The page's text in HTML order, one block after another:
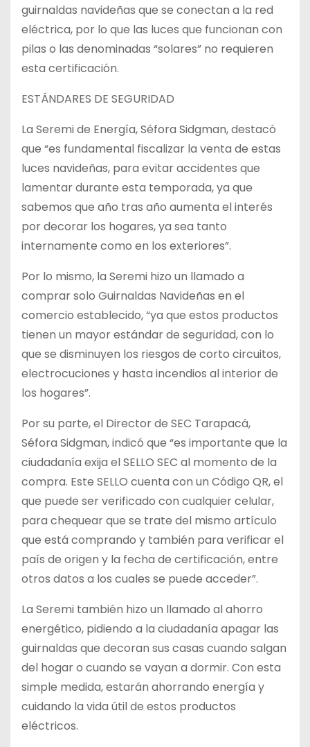
guirnaldas navideñas que se conectan a la red
eléctrica, por lo que las luces que funcionan con
pilas o las denominadas “solares” no requieren
esta certificación.
ESTÁNDARES DE SEGURIDAD
La Seremi de Energía, Séfora Sidgman, destacó
que “es fundamental fiscalizar la venta de estas
luces navideñas, para evitar accidentes que
lamentar durante esta temporada, ya que
sabemos que año tras año aumenta el interés
por decorar los hogares, ya sea tanto
internamente como en los exteriores”.
Por lo mismo, la Seremi hizo un llamado a
comprar solo Guirnaldas Navideñas en el
comercio establecido, “ya que estos productos
tienen un mayor estándar de seguridad, con lo
que se disminuyen los riesgos de corto circuitos,
electrocuciones y hasta incendios al interior de
los hogares”.
Por su parte, el Director de SEC Tarapacá,
Séfora Sidgman, indicó que “es importante que la
ciudadanía exija el SELLO SEC al momento de la
compra. Este SELLO cuenta con un Código QR, el
que puede ser verificado con cualquier celular,
para chequear que se trate del mismo artículo
que está comprando y también para verificar el
país de origen y la fecha de certificación, entre
otros datos a los cuales se puede acceder”.
La Seremi también hizo un llamado al ahorro
energético, pidiendo a la ciudadanía apagar las
guirnaldas que decoran sus casas cuando salgan
del hogar o cuando se vayan a dormir. Con esta
simple medida, estarán ahorrando energía y
cuidando la vida útil de estos productos
eléctricos.